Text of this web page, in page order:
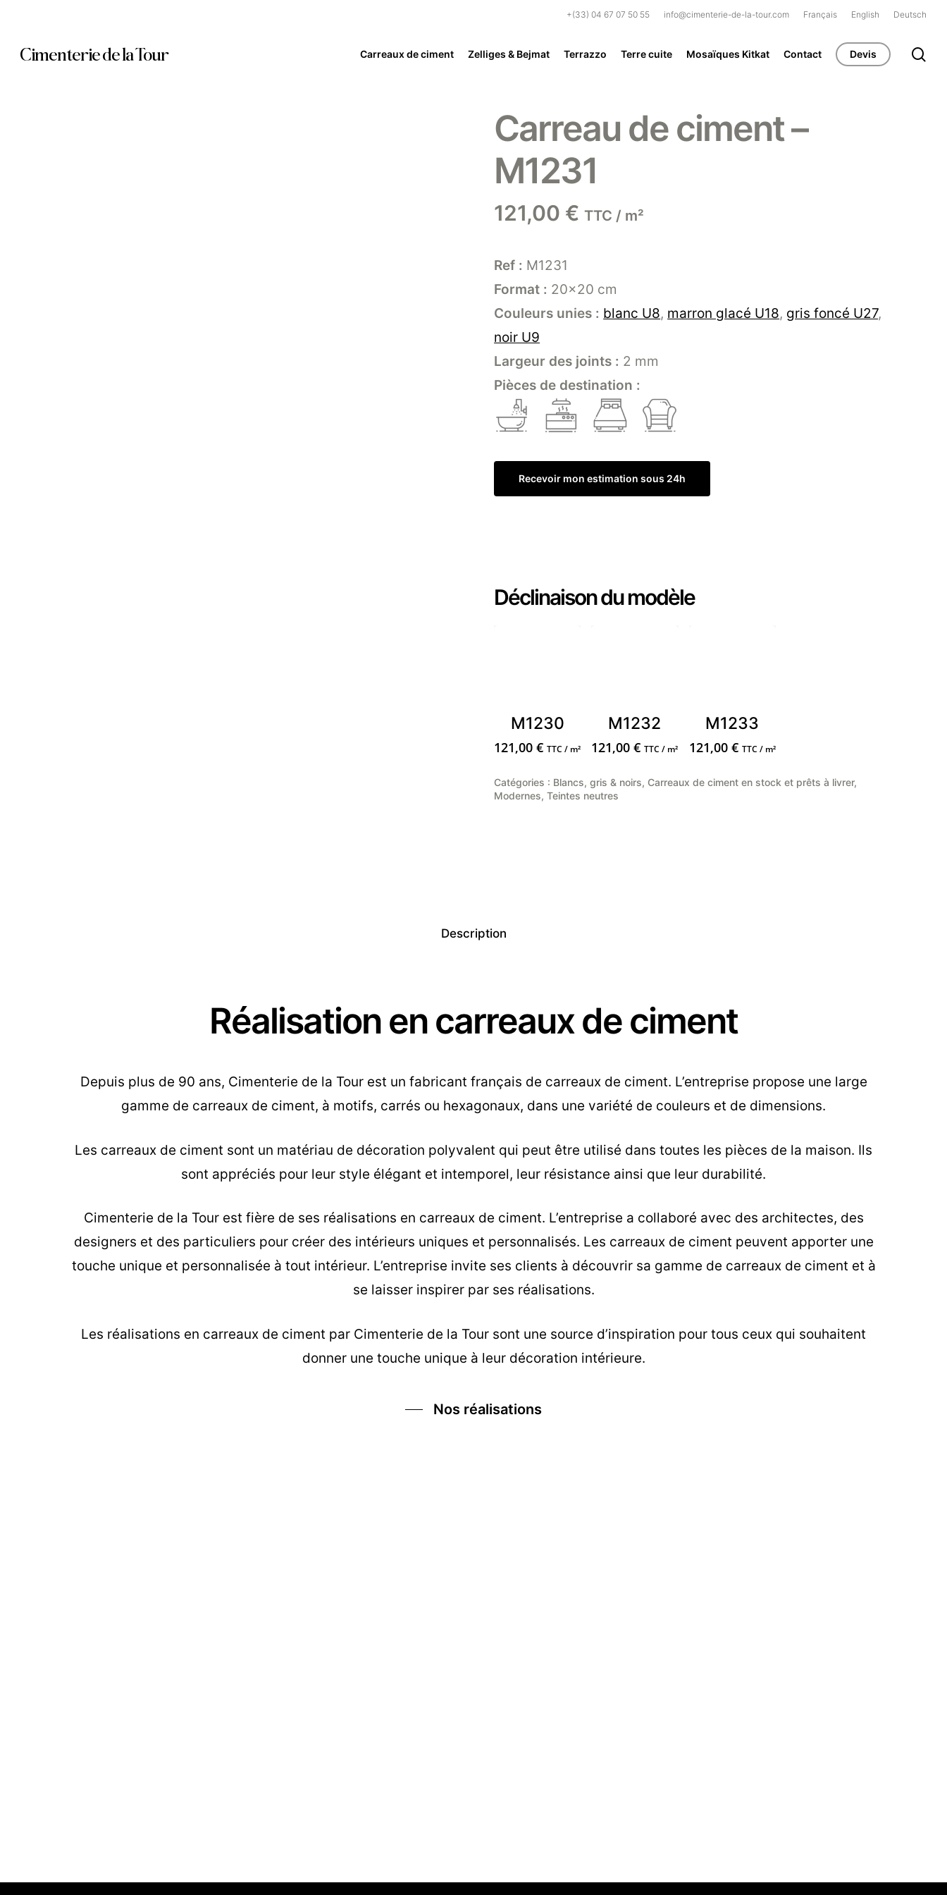
main
+(33) 04 67 07 50 55 info@cimenterie-de-la-tour.com Français English Deutsch
Cimenterie de la Tour Carreaux de ciment Zelliges & Bejmat Terrazzo Terre cuite Mosaïques Kitkat Contact Devis
Carreau de ciment –
M1231
121,00 € TTC / m²
Ref : M1231
Format : 20×20 cm
Couleurs unies : blanc U8, marron glacé U18, gris foncé U27,
noir U9
Largeur des joints : 2 mm
Pièces de destination :
Recevoir mon estimation sous 24h
Déclinaison du modèle
M1230
121,00€ TTC / m²
M1232
121,00€ TTC / m²
M1233
121,00 € TTC / m²
Catégories : Blancs, gris & noirs, Carreaux de ciment en stock et prêts à livrer,
Modernes,Teintes neutres
Description
Réalisation en carreaux de ciment
Depuis plus de 90 ans, Cimenterie de la Tour est un fabricant français de carreaux de ciment. L’entreprise propose une large
gamme de carreaux de ciment, à motifs, carrés ou hexagonaux, dans une variété de couleurs et de dimensions.
Les carreaux de ciment sont un matériau de décoration polyvalent qui peut être utilisé dans toutes les pièces de la maison. Ils
sont appréciés pour leur style élégant et intemporel, leur résistance ainsi que leur durabilité.
Cimenterie de la Tour est fière de ses réalisations en carreaux de ciment. L’entreprise a collaboré avec des architectes, des
designers et des particuliers pour créer des intérieurs uniques et personnalisés. Les carreaux de ciment peuvent apporter une
touche unique et personnalisée à tout intérieur. L’entreprise invite ses clients à découvrir sa gamme de carreaux de ciment et à
se laisser inspirer par ses réalisations.
Les réalisations en carreaux de ciment par Cimenterie de la Tour sont une source d’inspiration pour tous ceux qui souhaitent
donner une touche unique à leur décoration intérieure.
Nos réalisations